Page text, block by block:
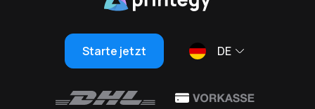
Starte jetzt DE